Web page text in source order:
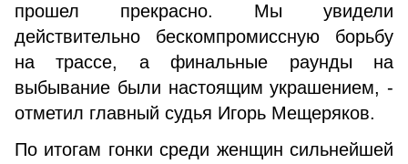
прошел прекрасно. Мы увидели
действительно бескомпромиссную борьбу
на трассе, а финальные раунды на
выбывание были настоящим украшением, -
отметил главный судья Игорь Мещеряков.
По итогам гонки среди женщин сильнейшей